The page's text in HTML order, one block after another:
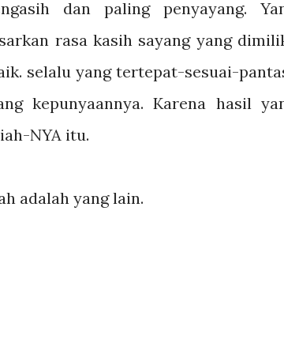
dan paling penyayang.
rasa kasih sayang yang
selalu yang tertepat-sesuai-
kepunyaannya. Karena hasil
NYA itu.
adalah yang lain.